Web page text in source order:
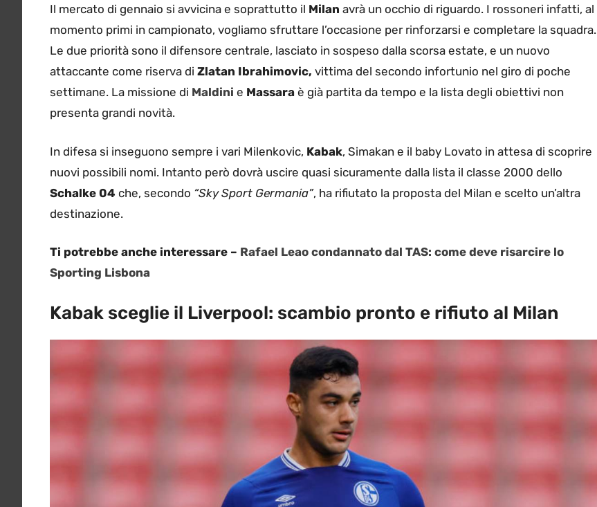
Il mercato di gennaio si avvicina e soprattutto il Milan avrà un occhio di riguardo. I rossoneri infatti, al
momento primi in campionato, vogliamo sfruttare l’occasione per rinforzarsi e completare la squadra.
Le due priorità sono il difensore centrale, lasciato in sospeso dalla scorsa estate, e un nuovo
attaccante come riserva di Zlatan Ibrahimovic, vittima del secondo infortunio nel giro di poche
settimane. La missione di Maldini e Massara è già partita da tempo e la lista degli obiettivi non
presenta grandi novità.
In difesa si inseguono sempre i vari Milenkovic, Kabak, Simakan e il baby Lovato in attesa di scoprire
nuovi possibili nomi. Intanto però dovrà uscire quasi sicuramente dalla lista il classe 2000 dello
Schalke 04 che, secondo “Sky Sport Germania”, ha rifiutato la proposta del Milan e scelto un’altra
destinazione.
Ti potrebbe anche interessare – Rafael Leao condannato dal TAS: come deve risarcire lo
Sporting Lisbona
Kabak sceglie il Liverpool: scambio pronto e rifiuto al Milan